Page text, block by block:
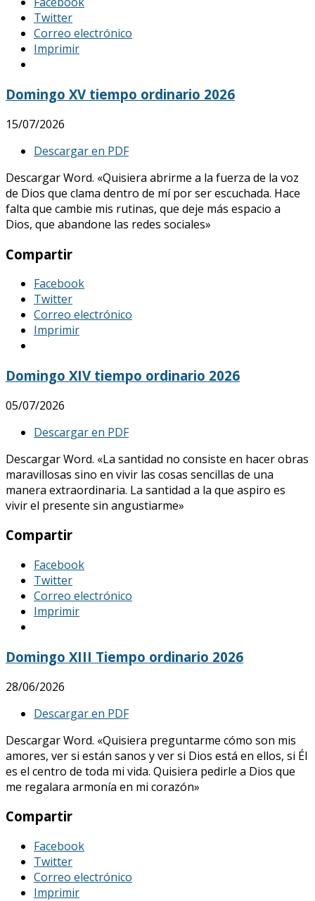
Twitter
Correo electrónico
Imprimir
Domingo XV tiempo ordinario 2026
15/07/2026
Descargar en PDF
Descargar Word. «Quisiera abrirme a la fuerza de la voz
de Dios que clama dentro de mí por ser escuchada. Hace
falta que cambie mis rutinas, que deje más espacio a
Dios, que abandone las redes sociales»
Compartir
Facebook
Twitter
Correo electrónico
Imprimir
Domingo XIV tiempo ordinario 2026
05/07/2026
Descargar en PDF
Descargar Word. «La santidad no consiste en hacer obras
maravillosas sino en vivir las cosas sencillas de una
manera extraordinaria. La santidad a la que aspiro es
vivir el presente sin angustiarme»
Compartir
Facebook
Twitter
Correo electrónico
Imprimir
Domingo XIII Tiempo ordinario 2026
28/06/2026
Descargar en PDF
Descargar Word. «Quisiera preguntarme cómo son mis
amores, ver si están sanos y ver si Dios está en ellos, si Él
es el centro de toda mi vida. Quisiera pedirle a Dios que
me regalara armonía en mi corazón»
Compartir
Facebook
Twitter
Correo electrónico
Imprimir